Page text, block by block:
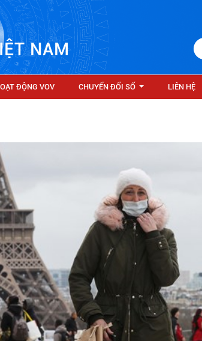
NAM
ĐỘNG VOV CHUYỂN ĐỔI SỐ LIÊN HỆ